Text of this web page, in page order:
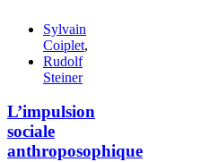
Sylvain
Coiplet,
Rudolf
Steiner
L’impulsion
sociale
anthroposophique